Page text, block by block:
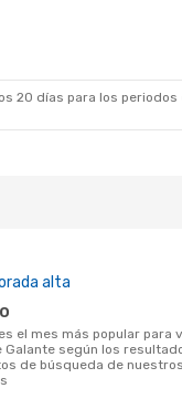
días para los
alta
Galante según los
de búsqueda de nuestros